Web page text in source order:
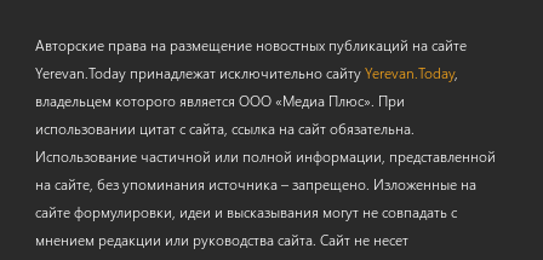
Авторские права на размещение новостных публикаций на сайте
Yerevan.Today принадлежат исключительно сайтуYerevan.Today,
владельцем которого является ООО «Медиа Плюс». При
использовании цитат с сайта, ссылка на сайт обязательна.
Использование частичной или полной информации, представленной
на сайте, без упоминания источника – запрещено. Изложенные на
сайте формулировки, идеи и высказывания могут не совпадать с
мнением редакции или руководства сайта. Сайт не несет